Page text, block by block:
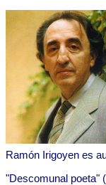
Ramón Irigoyen es
"Descomunal poeta"